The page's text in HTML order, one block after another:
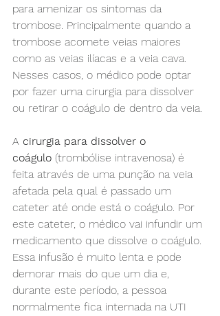
para amenizar os sintomas da
trombose. Principalmente quando a
trombose acomete veias maiores
como as veias ilíacas e a veia cava.
Nesses casos, o médico pode optar
por fazer uma cirurgia para dissolver
ou retirar o coágulo de dentro da veia.
A cirurgia para dissolver o
coágulo (trombólise intravenosa) é
feita através de uma punção na veia
afetada pela qual é passado um
cateter até onde está o coágulo. Por
este cateter, o médico vai infundir um
medicamento que dissolve o coágulo.
Essa infusão é muito lenta e pode
demorar mais do que um dia e,
durante este período, a pessoa
normalmente fica internada na UTI